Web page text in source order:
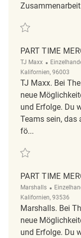
Zusammenarbeit
Retten Part Time
PART TIME
TJ Maxx Kategorie
Kalifornien, 96003
TJ Maxx. Bei
neue
und Erfolge. Du
Teams sein,
fö...
Retten part time
PART TIME
Marshalls Kategorie
Kalifornien, 93536
Marshalls. Bei
neue
und Erfolge. Du